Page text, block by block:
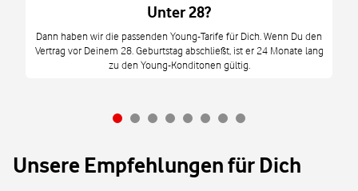
Unter 28?
Dann haben wir die passenden Young-Tarife für Dich. Wenn Du den
Vertrag vor Deinem 28. Geburtstag abschließt, ist er 24 Monate lang
zu den Young-Konditonen gültig.
Unsere Empfehlungen für Dich